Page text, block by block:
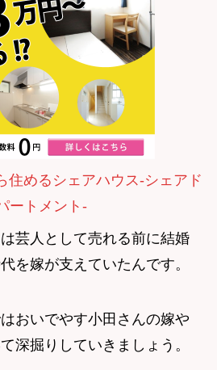
住めるシェアハウス-シェアド
ートメント-
芸人として売れる前に結婚
を嫁が支えていたんです。
おいでやす小田さんの嫁や
深掘りしていきましょう。